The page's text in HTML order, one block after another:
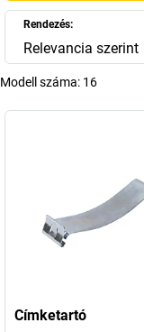
Rendezés:
Relevancia szerint
Modell száma: 16
Címketartó